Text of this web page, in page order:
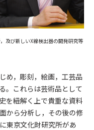
及び新しいX線検出器の開発研究等
め，彫刻，絵画，工芸品
。これらは芸術品として
を紐解く上で貴重な資料
から分析し，その後の修
東京文化財研究所があ